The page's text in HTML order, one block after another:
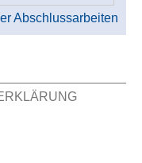
Abschlussarbeiten